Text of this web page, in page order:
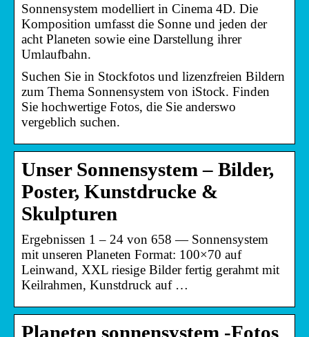
Sonnensystem modelliert in Cinema 4D. Die
Komposition umfasst die Sonne und jeden der
acht Planeten sowie eine Darstellung ihrer
Umlaufbahn.
Suchen Sie in Stockfotos und lizenzfreien Bildern
zum Thema Sonnensystem von iStock. Finden
Sie hochwertige Fotos, die Sie anderswo
vergeblich suchen.
Unser Sonnensystem – Bilder,
Poster, Kunstdrucke &
Skulpturen
Ergebnissen 1 – 24 von 658 — Sonnensystem
mit unseren Planeten Format: 100×70 auf
Leinwand, XXL riesige Bilder fertig gerahmt mit
Keilrahmen, Kunstdruck auf …
Planeten sonnensystem -Fotos